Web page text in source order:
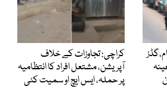
کراچی: تجاوزات کے خلاف
آپریشن، مشتعل افراد کا انتظامیہ
پر حملہ، ایس ایچ او سمیت کئی